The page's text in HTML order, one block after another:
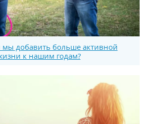
добавить больше активной
к нашим годам?